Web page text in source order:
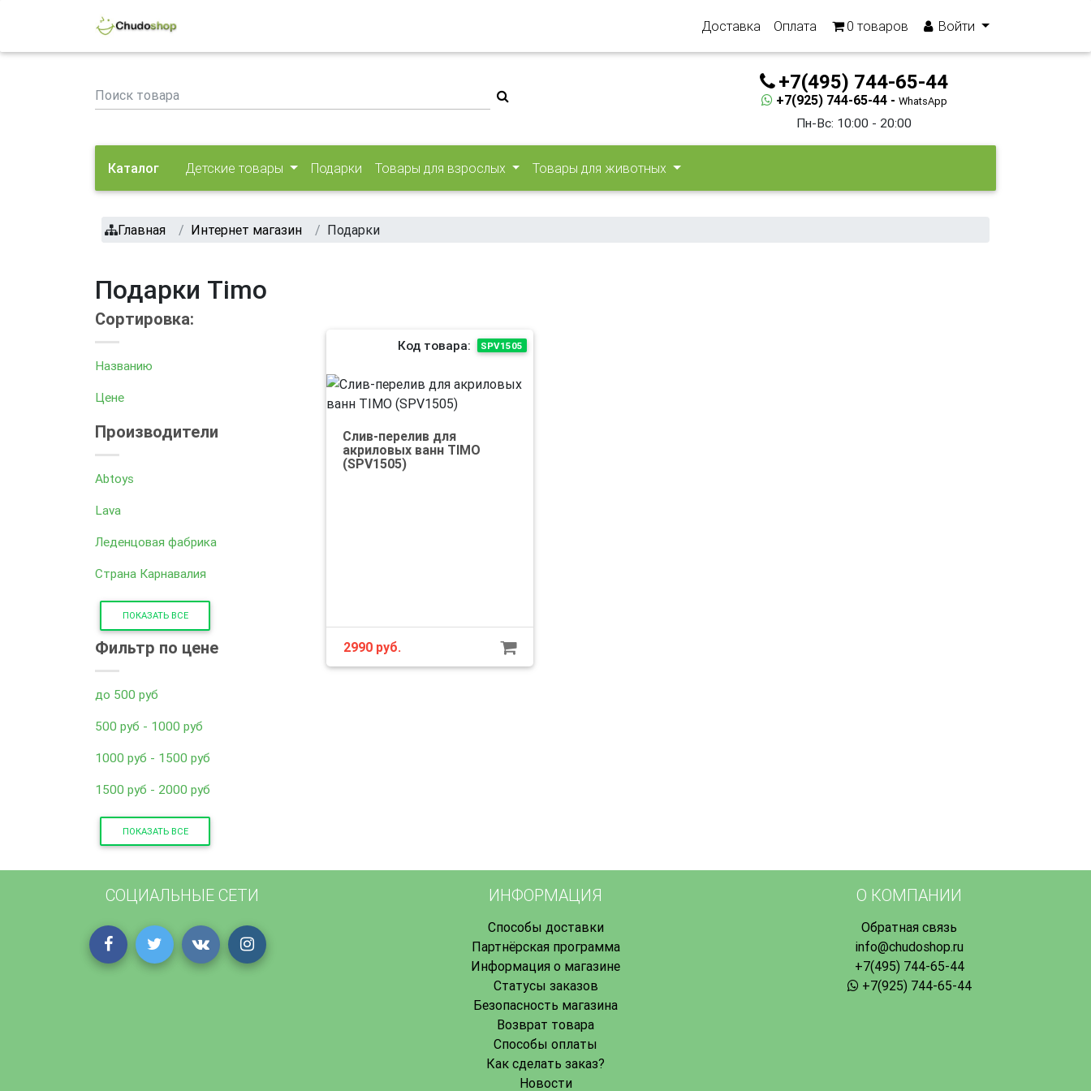
Доставка Оплата 0 товаров Войти
+7(495) 744-65-44
+7(925) 744-65-44 - WhatsApp
Пн-Вс: 10:00 - 20:00
Каталог Детские товары Подарки Товары для взрослых Товары для животных
Главная Интернет магазин Подарки
Подарки Timo
Сортировка:
Названию
Цене
Производители
Abtoys
Lava
Леденцовая фабрика
Страна Карнавалия
ПОКАЗАТЬ ВСЕ
Фильтр по цене
до 500 руб
500 руб - 1000 руб
1000 руб - 1500 руб
1500 руб - 2000 руб
ПОКАЗАТЬ ВСЕ
Код товара: SPV1505
Слив-перелив для
акриловых ванн TIMO
(SPV1505)
2990 руб.
СОЦИАЛЬНЫЕ СЕТИ ИНФОРМАЦИЯ
Способы доставки
Партнёрская программа
Информация о магазине
Статусы заказов
Безопасность магазина
Возврат товара
Способы оплаты
Как сделать заказ?
Новости
О КОМПАНИИ
Обратная связь
info@chudoshop.ru
+7(495) 744-65-44
+7(925) 744-65-44